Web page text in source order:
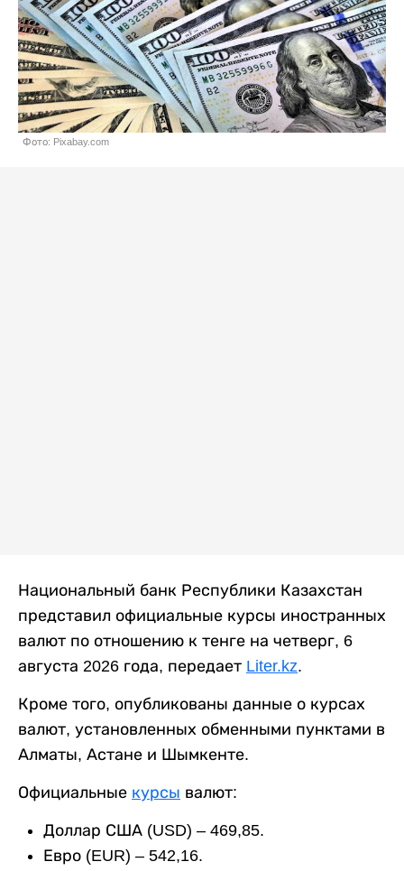
Фото: Pixabay.com
Национальный банк Республики Казахстан
представил официальные курсы иностранных
валют по отношению к тенге на четверг, 6
августа 2026 года, передает Liter.kz.
Кроме того, опубликованы данные о курсах
валют, установленных обменными пунктами в
Алматы, Астане и Шымкенте.
Официальные курсы валют:
Доллар США (USD) – 469,85.
Евро (EUR) – 542,16.